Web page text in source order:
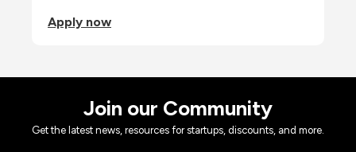
Apply now
Join our Community
Get the latest news, resources for startups, discounts, and more.